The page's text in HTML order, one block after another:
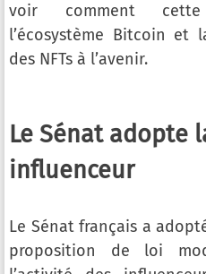
voir comment
l’écosystème Bitcoin et
des NFTs à l’avenir.
Le Sénat adopte
influenceur
Le Sénat français a
proposition de loi